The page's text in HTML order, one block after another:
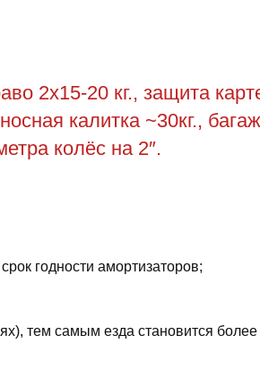
2х15-20 кг., защита
калитка ~30кг.,
колёс на 2″.
годности амортизаторов;
тем самым езда становится более